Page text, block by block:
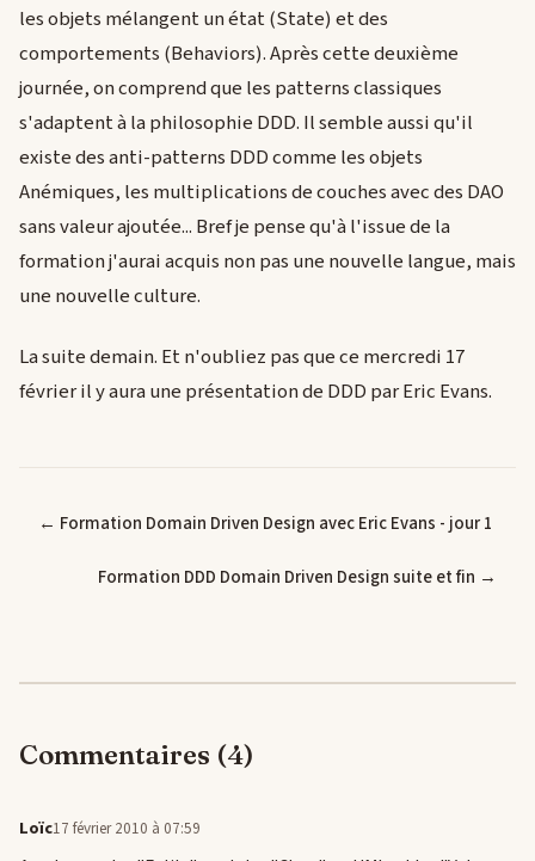
les objets mélangent un état (State) et des
comportements (Behaviors). Après cette deuxième
journée, on comprend que les patterns classiques
s'adaptent à la philosophie DDD. Il semble aussi qu'il
existe des anti-patterns DDD comme les objets
Anémiques, les multiplications de couches avec des DAO
sans valeur ajoutée... Bref je pense qu'à l'issue de la
formation j'aurai acquis non pas une nouvelle langue, mais
une nouvelle culture.
La suite demain. Et n'oubliez pas que ce mercredi 17
février il y aura une présentation de DDD par Eric Evans.
← Formation Domain Driven Design avec Eric Evans - jour 1
Formation DDD Domain Driven Design suite et fin →
Commentaires (4)
Loïc17 février 2010 à 07:59